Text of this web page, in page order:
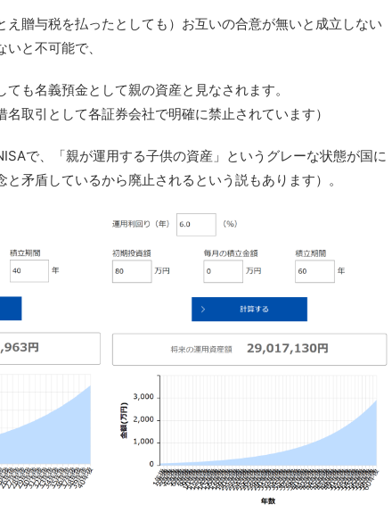
え贈与税を払ったとしても）お互いの合意が無いと成立しない
と不可能で、
も名義預金として親の資産と見なされます。
名取引として各証券会社で明確に禁止されています）
で、「親が運用する子供の資産」というグレーな状態が国に
矛盾しているから廃止されるという説もあります）。